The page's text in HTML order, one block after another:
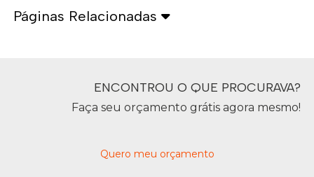
Páginas Relacionadas
ENCONTROU O QUE PROCURAVA?
Faça seu orçamento grátis agora mesmo!
Quero meu orçamento